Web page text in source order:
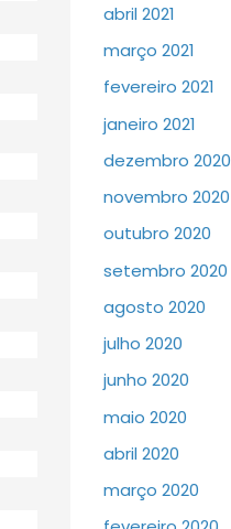
abril 2021
março 2021
fevereiro 2021
janeiro 2021
dezembro 2020
novembro 2020
outubro 2020
setembro 2020
agosto 2020
julho 2020
junho 2020
maio 2020
abril 2020
março 2020